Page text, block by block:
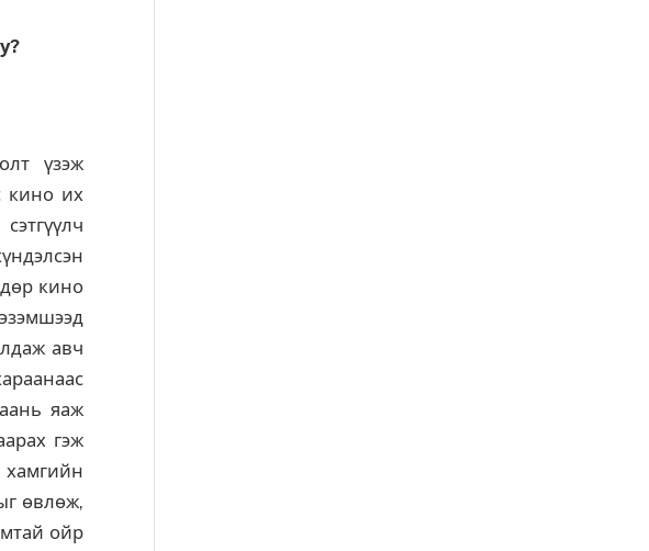
үзэж
кино их
кино
авч
яаж
гэж
хамгийн
өвлөж,
ойр